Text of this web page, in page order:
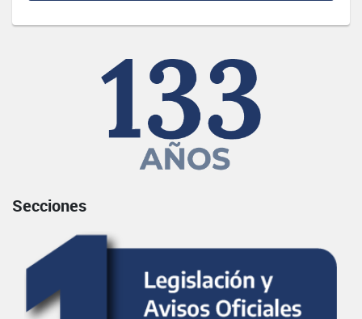
Secciones